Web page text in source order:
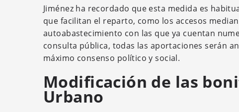
Jiménez ha recordado que esta medida es
que facilitan el reparto, como los accesos
autoabastecimiento con las que ya cuentan
consulta pública, todas las aportaciones serán
máximo consenso político y social.
Modificación de las
Urbano